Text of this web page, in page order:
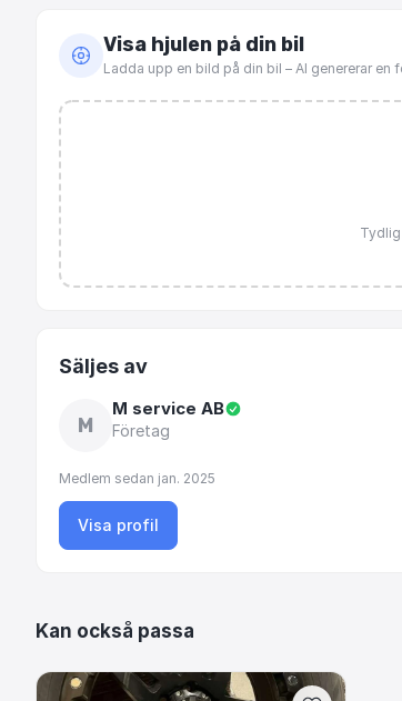
Visa hjulen på din bil
Ladda upp en bild på din bil – AI genererar
Tydlig
Säljes av
M
M service AB
Företag
Medlem sedan jan. 2025
Visa profil
Kan också passa